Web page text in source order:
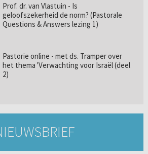
Prof. dr. van Vlastuin - Is
geloofszekerheid de norm? (Pastorale
Questions & Answers lezing 1)
Pastorie online - met ds. Tramper over
het thema 'Verwachting voor Israël (deel
2)